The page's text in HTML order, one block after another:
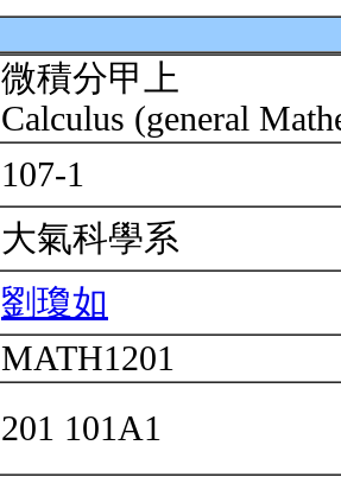
微積分甲上
Calculus (general
107-1
大氣科學系
劉瓊如
MATH1201
201 101A1